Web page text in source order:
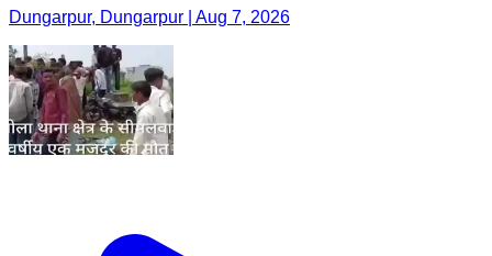
Dungarpur, Dungarpur | Aug 7, 2026